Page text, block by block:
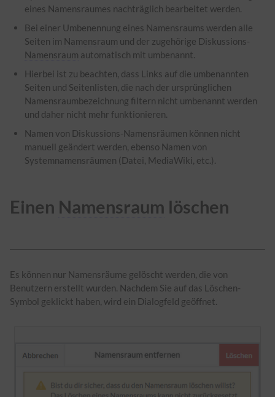
eines Namensraumes nachträglich bearbeitet werden.
Bei einer Umbenennung eines Namensraums werden alle
Seiten im Namensraum und der zugehörige Diskussions-
Namensraum automatisch mit umbenannt.
Hierbei ist zu beachten, dass Links auf die umbenannten
Seiten und Seitenlisten, die nach der ursprünglichen
Namensraumbezeichnung filtern nicht umbenannt werden
und daher nicht mehr funktionieren.
Namen von Diskussions-Namensräumen können nicht
manuell geändert werden, ebenso Namen von
Systemnamensräumen (Datei, MediaWiki, etc.).
Einen Namensraum löschen
Es können nur Namensräume gelöscht werden, die von
Benutzern erstellt wurden. Nachdem Sie auf das Löschen-
Symbol geklickt haben, wird ein Dialogfeld geöffnet.